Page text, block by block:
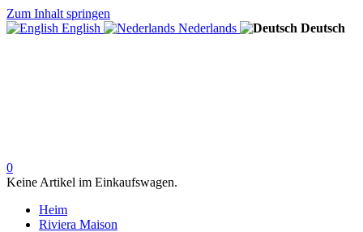
Zum Inhalt springen
English
Nederlands Deutsch
0
Keine Artikel im Einkaufswagen.
Heim
Riviera Maison